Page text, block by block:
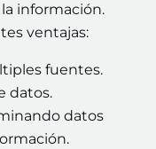
información.
ventajas:
fuentes.
datos.
datos